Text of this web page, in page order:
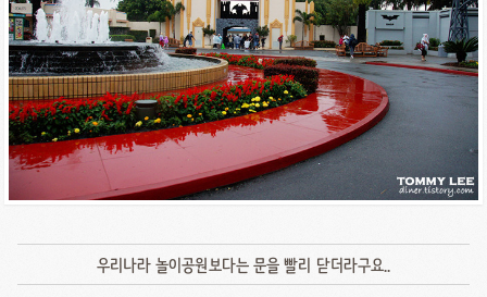
우리나라 놀이공원보다는 문을 빨리 닫더라구요..